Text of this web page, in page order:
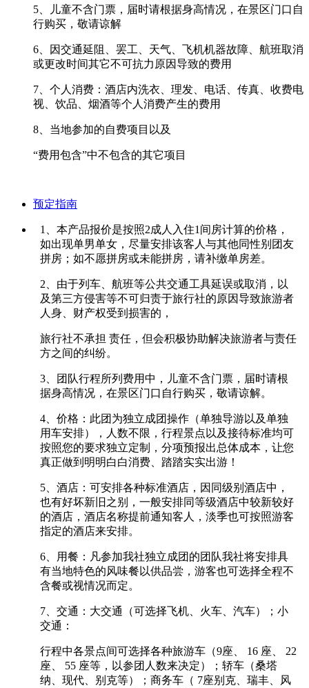
5、儿童不含门票，届时请根据身高情况，在景区门口自
行购买，敬请谅解
6、因交通延阻、罢工、天气、飞机机器故障、航班取消
或更改时间其它不可抗力原因导致的费用
7、个人消费：酒店内洗衣、理发、电话、传真、收费电
视、饮品、烟酒等个人消费产生的费用
8、当地参加的自费项目以及
“费用包含”中不包含的其它项目
预定指南
1、本产品报价是按照2成人入住1间房计算的价格，
如出现单男单女，尽量安排该客人与其他同性别团友
拼房；如不愿拼房或未能拼房，请补缴单房差。
2、由于列车、航班等公共交通工具延误或取消，以
及第三方侵害等不可归责于旅行社的原因导致旅游者
人身、财产权受到损害的，
旅行社不承担 责任，但会积极协助解决旅游者与责任
方之间的纠纷。
3、团队行程所列费用中，儿童不含门票，届时请根
据身高情况，在景区门口自行购买，敬请谅解。
4、价格：此团为独立成团操作（单独导游以及单独
用车安排），人数不限，行程景点以及接待标准均可
按照您的要求独立定制，分项预报出总体成本，让您
真正做到明明白白消费、踏踏实实出游！
5、酒店：可安排各种标准酒店，因同级别酒店中，
也有好坏新旧之别，一般安排同等级酒店中较新较好
的酒店，酒店名称提前通知客人，淡季也可按照游客
指定的酒店来安排。
6、用餐：凡参加我社独立成团的团队我社将安排具
有当地特色的风味餐以供品尝，游客也可选择全程不
含餐或视情况而定。
7、交通：大交通（可选择飞机、火车、汽车）；小
交通：
行程中各景点间可选择各种旅游车（9座、 16 座、 22
座、 55 座等，以参团人数来决定）；轿车（桑塔
纳、现代、别克等）；商务车（ 7座别克、瑞丰、风